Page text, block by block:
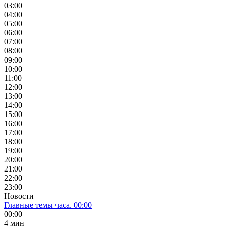
03:00
04:00
05:00
06:00
07:00
08:00
09:00
10:00
11:00
12:00
13:00
14:00
15:00
16:00
17:00
18:00
19:00
20:00
21:00
22:00
23:00
Новости
Главные темы часа. 00:00
00:00
4 мин